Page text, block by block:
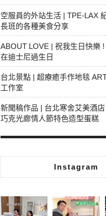
空服員的外站生活 | TPE-LAX
長班的各種美食分享
ABOUT LOVE | 祝我生日快樂
在迪士尼過生日
台北景點 | 超療癒手作地毯
工作室
新聞稿作品 | 台北寒舍艾美酒店
巧克光廊情人節特色造型蛋糕
Instagram